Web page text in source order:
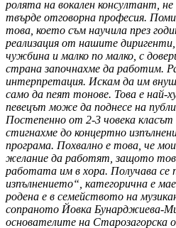
ролята на вокален консултант, не
твърде отговорна професия.
това, което съм научила през
реализация от нашите
чужбина и малко по малко, с
страна започнахме да работим.
интерпретация. Искам да им
само да пеят тонове. Това е най-
певецът може да поднесе на
Постепенно от 2-3 човека
стигнахме до концертно
програма. Похвално е това, че
желание да работят, защото
работата им в хора. Получава се
изпълнението“, категорична е
родена е в семейството на
сопраното Йовка Бунарджиева-
основателите на Старозагорска